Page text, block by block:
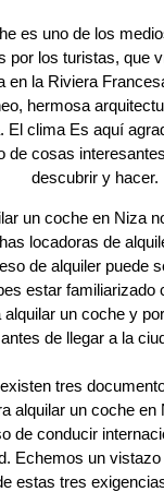
es uno de los
por los turistas, que
en la Riviera
hermosa
El clima Es aquí
de cosas
descubrir y hacer.
un coche en Niza
locadoras de
de alquiler puede
estar familiarizado
un coche y
antes de llegar a la
tres
alquilar un coche en
de conducir
Echemos un
estas tres